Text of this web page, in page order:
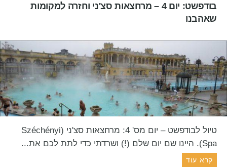
בודפשט: יום 4 – מרחצאות סצ'ני וחזרה למקומות
שאהבנו
טיול לבודפשט – יום מס' 4: מרחצאות סצ'ני (Széchényi
Spa). היינו שם יום שלם (!) ושרדתי כדי לתת לכם את...
קרא עוד